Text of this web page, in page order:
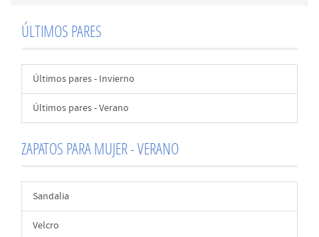
ÚLTIMOS PARES
Últimos pares - Invierno
Últimos pares - Verano
ZAPATOS PARA MUJER - VERANO
Sandalia
Velcro